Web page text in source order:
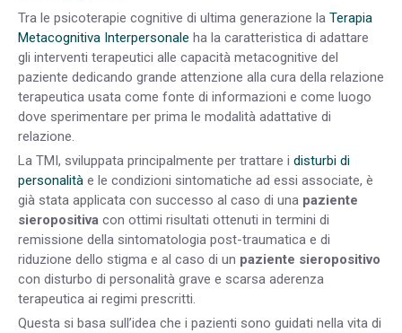
Tra le psicoterapie cognitive di ultima generazione la Terapia
Metacognitiva Interpersonale ha la caratteristica di adattare
gli interventi terapeutici alle capacità metacognitive del
paziente dedicando grande attenzione alla cura della relazione
terapeutica usata come fonte di informazioni e come luogo
dove sperimentare per prima le modalità adattative di
relazione.
La TMI, sviluppata principalmente per trattare i disturbi di
personalità e le condizioni sintomatiche ad essi associate, è
già stata applicata con successo al caso di una paziente
sieropositiva con ottimi risultati ottenuti in termini di
remissione della sintomatologia post-traumatica e di
riduzione dello stigma e al caso di un paziente sieropositivo
con disturbo di personalità grave e scarsa aderenza
terapeutica ai regimi prescritti.
Questa si basa sull’idea che i pazienti sono guidati nella vita di